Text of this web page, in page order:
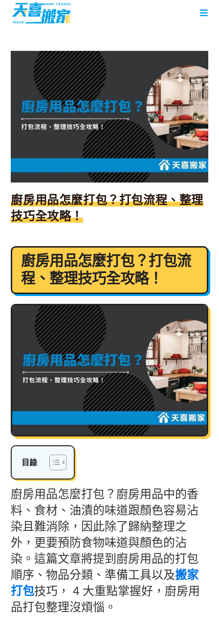
廚房用品怎麼打包？打包流程、整理
技巧全攻略！
廚房用品怎麼打包？打包流
程、整理技巧全攻略！
目錄
廚房用品怎麼打包？廚房用品中的香
料、食材、油漬的味道跟顏色容易沾
染且難消除，因此除了歸納整理之
外，更要預防食物味道與顏色的沾
染。這篇文章將提到廚房用品的打包
順序、物品分類、準備工具以及搬家
打包技巧， 4 大重點掌握好，廚房用
品打包整理沒煩惱。